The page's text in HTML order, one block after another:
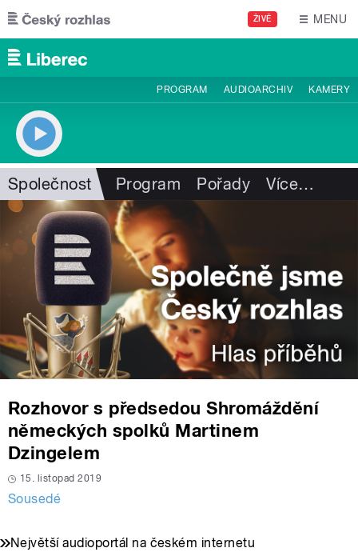
Přejít k hlavnímu obsahu
ŽIVĚ MENU
PROGRAM AUDIOARCHIV KAMERY
Společnost Program Pořady Více…
Rozhovor s předsedou Shromáždění
německých spolků Martinem
Dzingelem
15. listopad 2019
Sousedé
Největší audioportál na českém internetu